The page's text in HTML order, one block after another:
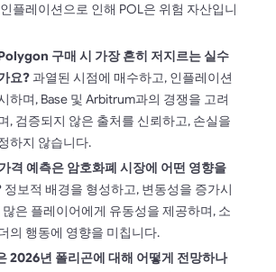
플레이션으로 인해 POL은 위험 자산입니
구매 시 가장 흔히 저지르는 실수
요?과열된 시점에 매수하고, 인플레이션
하며, Base 및 Arbitrum과의 경쟁을 고려
, 검증되지 않은 출처를 신뢰하고, 손실을
하지 않습니다.
격 예측은 암호화폐 시장에 어떤 영향을
정보적 배경을 형성하고, 변동성을 증가시
많은 플레이어에게 유동성을 제공하며, 소
의 행동에 영향을 미칩니다.
2026년 폴리곤에 대해 어떻게 전망하나